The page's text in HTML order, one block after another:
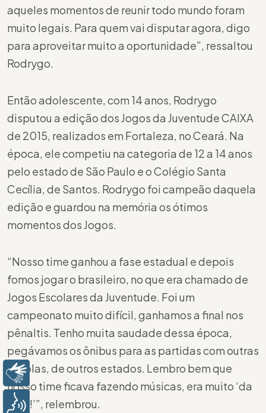
aqueles momentos de reunir todo mundo foram
muito legais. Para quem vai disputar agora, digo
para aproveitar muito a oportunidade”, ressaltou
Rodrygo.
Então adolescente, com 14 anos, Rodrygo
disputou a edição dos Jogos da Juventude CAIXA
de 2015, realizados em Fortaleza, no Ceará. Na
época, ele competiu na categoria de 12 a 14 anos
pelo estado de São Paulo e o Colégio Santa
Cecília, de Santos. Rodrygo foi campeão daquela
edição e guardou na memória os ótimos
momentos dos Jogos.
“Nosso time ganhou a fase estadual e depois
fomos jogar o brasileiro, no que era chamado de
Jogos Escolares da Juventude. Foi um
campeonato muito difícil, ganhamos a final nos
pênaltis. Tenho muita saudade dessa época,
pegávamos os ônibus para as partidas com outras
escolas, de outros estados. Lembro bem que
nosso time ficava fazendo músicas, era muito ‘da
hora!’”, relembrou.
Libras
Voz